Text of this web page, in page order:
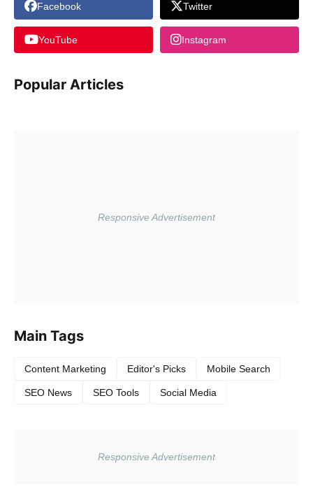
Facebook Twitter
YouTube Instagram
Popular Articles
Main Tags
Content Marketing Editor's Picks Mobile Search
SEO News SEO Tools Social Media